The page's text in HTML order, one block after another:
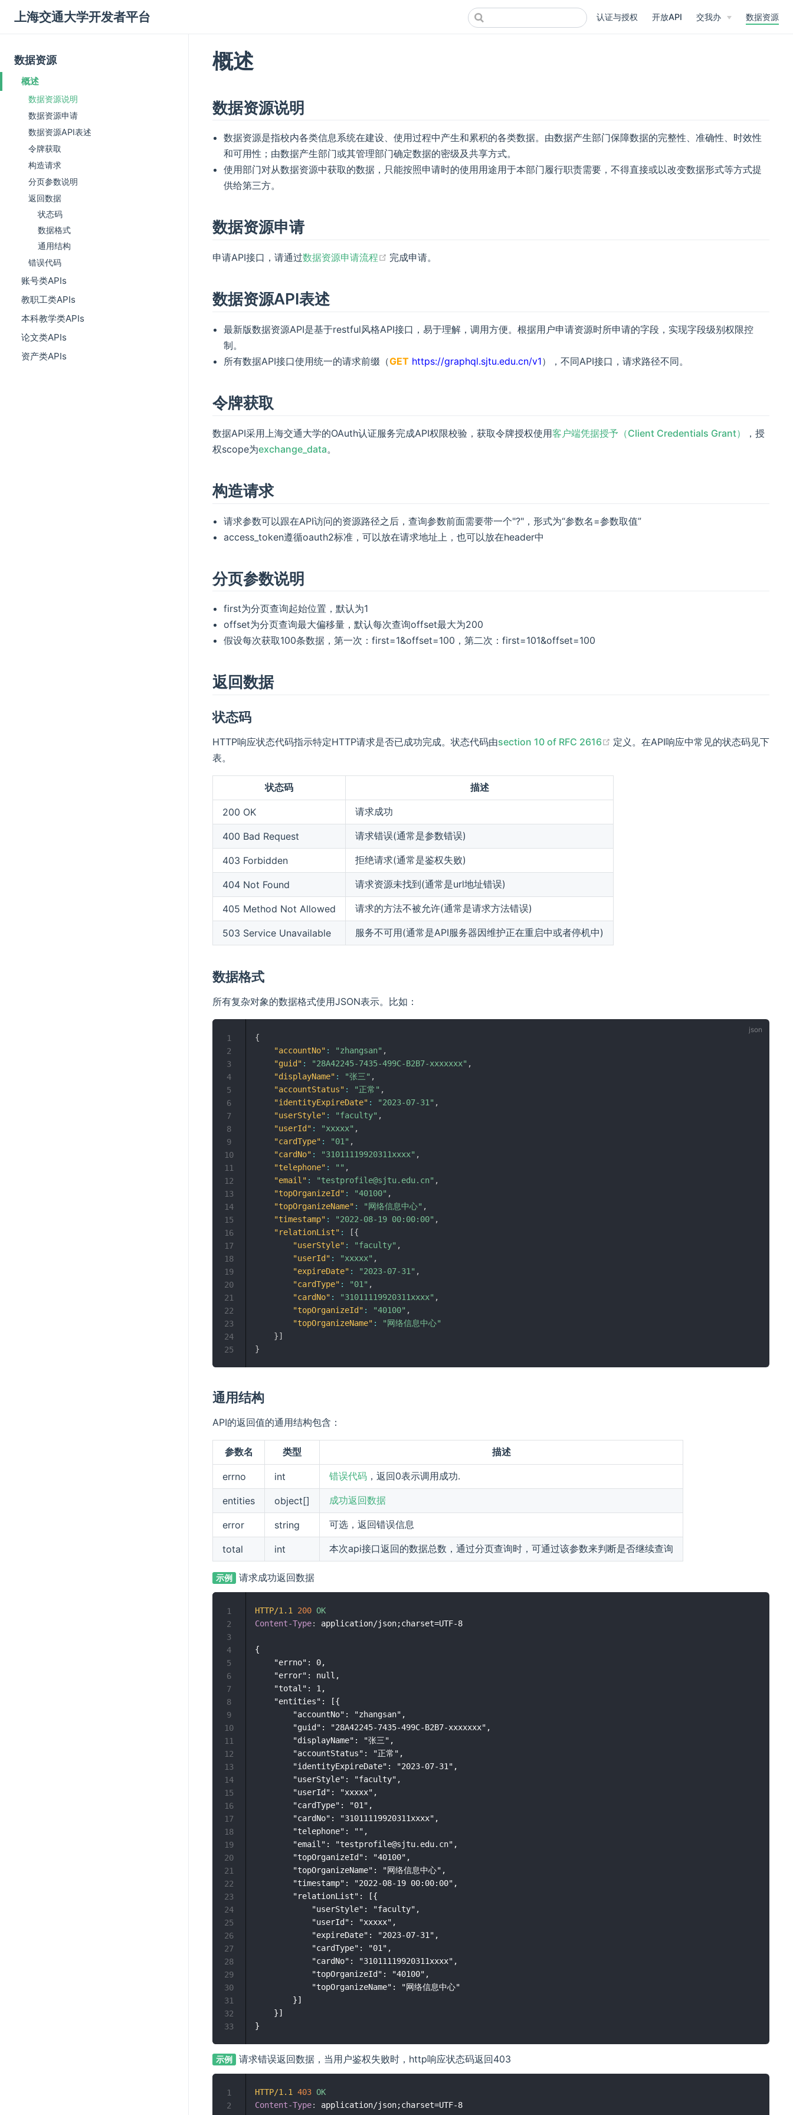
上海交通大学开发者平台 认证与授权 开放API 交我办 数据资源
数据资源
概述
数据资源说明
数据资源申请
数据资源API表述
令牌获取
构造请求
分页参数说明
返回数据
状态码
数据格式
通用结构
错误代码
账号类APIs
教职工类APIs
本科教学类APIs
论文类APIs
资产类APIs
概述
数据资源说明
数据资源是指校内各类信息系统在建设、使用过程中产生和累积的各类数据。由数据产生部门保障数据的完整性、准确性、时效性
和可用性；由数据产生部门或其管理部门确定数据的密级及共享方式。
使用部门对从数据资源中获取的数据，只能按照申请时的使用用途用于本部门履行职责需要，不得直接或以改变数据形式等方式提
供给第三方。
数据资源申请
申请API接口，请通过数据资源申请流程 (opens new window)
完成申请。
数据资源API表述
最新版数据资源API是基于restful风格API接口，易于理解，调用方便。根据用户申请资源时所申请的字段，实现字段级别权限控
制。
所有数据API接口使用统一的请求前缀（GET https://graphql.sjtu.edu.cn/v1），不同API接口，请求路径不同。
令牌获取
数据API采用上海交通大学的OAuth认证服务完成API权限校验，获取令牌授权使用客户端凭据授予（Client Credentials Grant）
，授
权scope为exchange_data。
构造请求
请求参数可以跟在API访问的资源路径之后，查询参数前面需要带一个"?"，形式为“参数名=参数取值”
access_token遵循oauth2标准，可以放在请求地址上，也可以放在header中
分页参数说明
first为分页查询起始位置，默认为1
offset为分页查询最大偏移量，默认每次查询offset最大为200
假设每次获取100条数据，第一次：first=1&offset=100，第二次：first=101&offset=100
返回数据
状态码
HTTP响应状态代码指示特定HTTP请求是否已成功完成。状态代码由section 10 of RFC 2616 (opens new window)
定义。在API响应中常见的状态码见下
表。
状态码 描述
200 OK 请求成功
400 Bad Request 请求错误(通常是参数错误)
403 Forbidden 拒绝请求(通常是鉴权失败)
404 Not Found 请求资源未找到(通常是url地址错误)
405 Method Not Allowed 请求的方法不被允许(通常是请求方法错误)
503 Service Unavailable 服务不可用(通常是API服务器因维护正在重启中或者停机中)
数据格式
所有复杂对象的数据格式使用JSON表示。比如：
{
"accountNo" : "zhangsan" ,
"guid" : "28A42245-7435-499C-B2B7-xxxxxxx" ,
"displayName" : "张三" ,
"accountStatus" : "正常" ,
"identityExpireDate" : "2023-07-31" ,
"userStyle" : "faculty" ,
"userId" : "xxxxx" ,
"cardType" : "01" ,
"cardNo" : "31011119920311xxxx" ,
"telephone" : "" ,
"email" : "testprofile@sjtu.edu.cn" ,
"topOrganizeId" : "40100" ,
"topOrganizeName" : "网络信息中心" ,
"timestamp" : "2022-08-19 00:00:00" ,
"relationList" : [{
"userStyle" : "faculty" ,
"userId" : "xxxxx" ,
"expireDate" : "2023-07-31" ,
"cardType" : "01" ,
"cardNo" : "31011119920311xxxx" ,
"topOrganizeId" : "40100" ,
"topOrganizeName" :
"网络信息中心"
}]
}
1
2
3
4
5
6
7
8
9
10
11
12
13
14
15
16
17
18
19
20
21
22
23
24
25
通用结构
API的返回值的通用结构包含：
参数名 类型 描述
errno int 错误代码 ，返回0表示调用成功.
entities object[] 成功返回数据
error string 可选，返回错误信息
total int 本次api接口返回的数据总数，通过分页查询时，可通过该参数来判断是否继续查询
示例 请求成功返回数据
HTTP/1.1 200 OK
Content-Type: application/json;charset=UTF-8
{
1
2
3
4
5
6
7
8
9
10
11
12
13
14
15
16
17
18
19
20
21
22
23
24
25
26
27
28
29
30
31
32
33
示例 请求错误返回数据，当用户鉴权失败时，http响应状态码返回403
HTTP/1.1 403 OK
Content-Type: application/json;charset=UTF-8
1
2